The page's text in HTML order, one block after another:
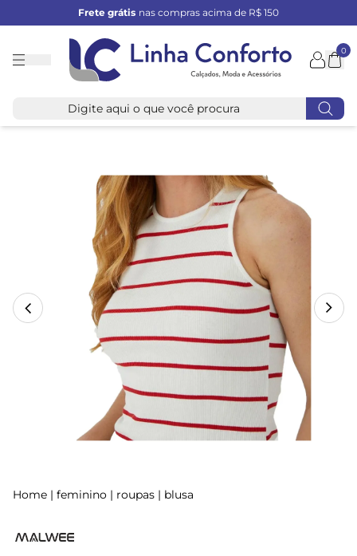
Frete grátis nas compras acima de R$ 150
Linha
0
Home | feminino | roupas | blusa